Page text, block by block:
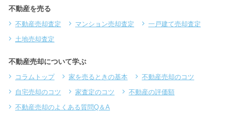
不動産を売る
不動産売却査定 マンション売却査定
一戸建て売却査定
土地売却査定
不動産売却について学ぶ
コラムトップ 家を売るときの基本
不動産売却のコツ
自宅売却のコツ
家査定のコツ
不動産の評価額
不動産売却のよくある質問Q＆A